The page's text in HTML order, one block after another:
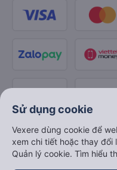
Sử dụng cookie
Vexere dùng cookie để
xem chi tiết hoặc thay đổi
Quản lý cookie. Tìm hiểu